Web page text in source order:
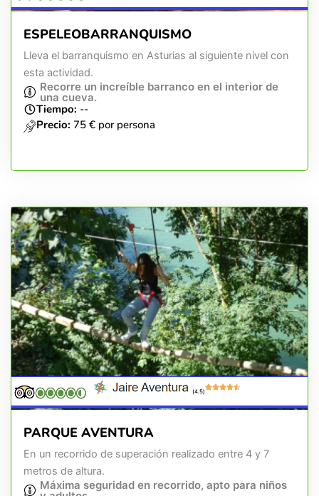
ESPELEOBARRANQUISMO
Lleva el barranquismo en Asturias al siguiente nivel con
esta actividad.
Recorre un increíble barranco en el interior de
una cueva.
Tiempo: --
Precio: 75 € por persona
(4.5)
PARQUE AVENTURA
En un recorrido de superación realizado entre 4 y 7
metros de altura.
Máxima seguridad en recorrido, apto para niños